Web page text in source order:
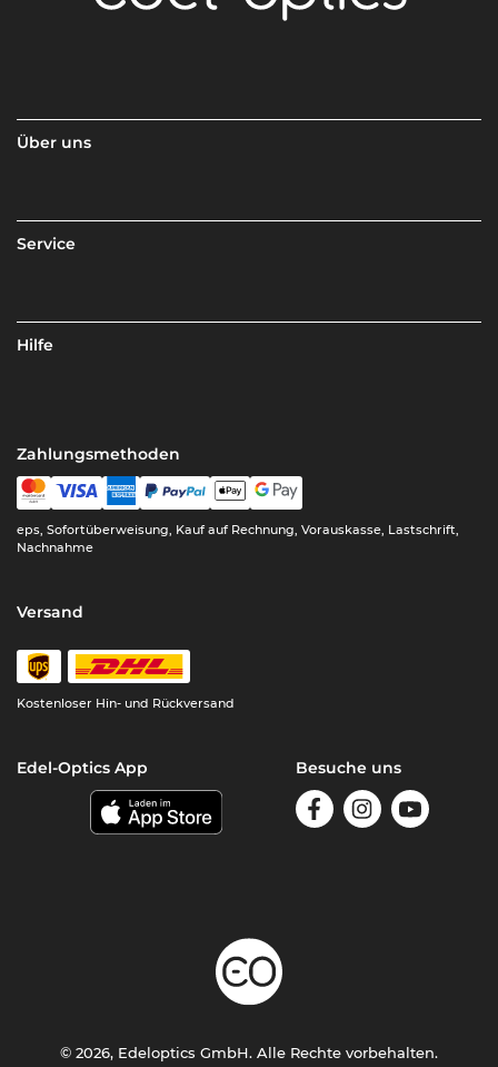
Über uns
Service
Hilfe
Zahlungsmethoden
eps, Sofortüberweisung, Kauf auf Rechnung, Vorauskasse, Lastschrift,
Nachnahme
Versand
Kostenloser Hin- und Rückversand
Edel-Optics App Besuche uns
© 2026, Edeloptics GmbH. Alle Rechte vorbehalten.